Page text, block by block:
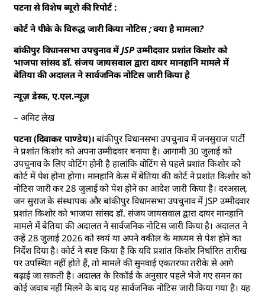
पटना से विशेष ब्यूरो की रिपोर्ट :
कोर्ट ने पीके के विरुद्ध जारी किया नोटिस ; क्या है मामला?
बांकीपुर विधानसभा उपचुनाव में JSP उम्मीदवार प्रशांत किशोर को
भाजपा सांसद डॉ. संजय जायसवाल द्वारा दायर मानहानि मामले में
बेतिया की अदालत ने सार्वजनिक नोटिस जारी किया है
न्यूज़ डेस्क, ए.एल.न्यूज़
– अमिट लेख
पटना (दिवाकर पाण्डेय)। बांकीपुर विधानसभा उपचुनाव में जनसुराज पार्टी
ने प्रशांत किशोर को अपना उम्मीदवार बनाया है। आगामी 30 जुलाई को
उपचुनाव के लिए वोटिंग होनी है हालांकि वोटिंग से पहले प्रशांत किशोर को
कोर्ट में पेश होना होगा। मानहानि केस में बेतिया की कोर्ट ने प्रशांत किशोर को
नोटिस जारी कर 28 जुलाई को पेश होने का आदेश जारी किया है। दरअसल,
जन सुराज के संस्थापक और बांकीपुर विधानसभा उपचुनाव में JSP उम्मीदवार
प्रशांत किशोर को भाजपा सांसद डॉ. संजय जायसवाल द्वारा दायर मानहानि
मामले में बेतिया की अदालत ने सार्वजनिक नोटिस जारी किया है। अदालत ने
उन्हें 28 जुलाई 2026 को स्वयं या अपने वकील के माध्यम से पेश होने का
निर्देश दिया है। कोर्ट ने स्पष्ट किया है कि यदि प्रशांत किशोर निर्धारित तारीख
पर उपस्थित नहीं होते हैं, तो मामले की सुनवाई एकतरफा तरीके से आगे
बढ़ाई जा सकती है। अदालत के रिकॉर्ड के अनुसार पहले भेजे गए समन का
कोई जवाब नहीं मिलने के बाद यह सार्वजनिक नोटिस जारी किया गया है। यह